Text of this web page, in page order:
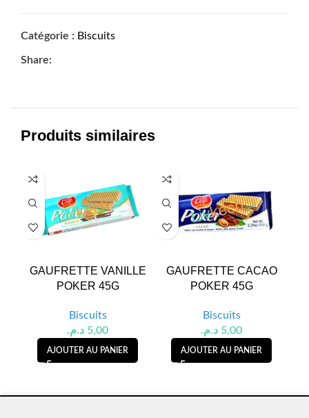
Catégorie : Biscuits
Share:
Produits similaires
GAUFRETTE VANILLE
POKER 45G
Biscuits
5,00 د.م.
AJOUTER AU PANIER
GAUFRETTE CACAO
POKER 45G
Biscuits
5,00 د.م.
AJOUTER AU PANIER